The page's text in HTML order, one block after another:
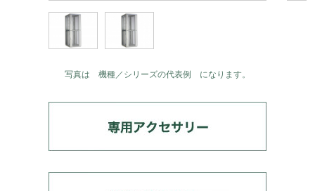
写真は 機種／シリーズの代表例 になります。